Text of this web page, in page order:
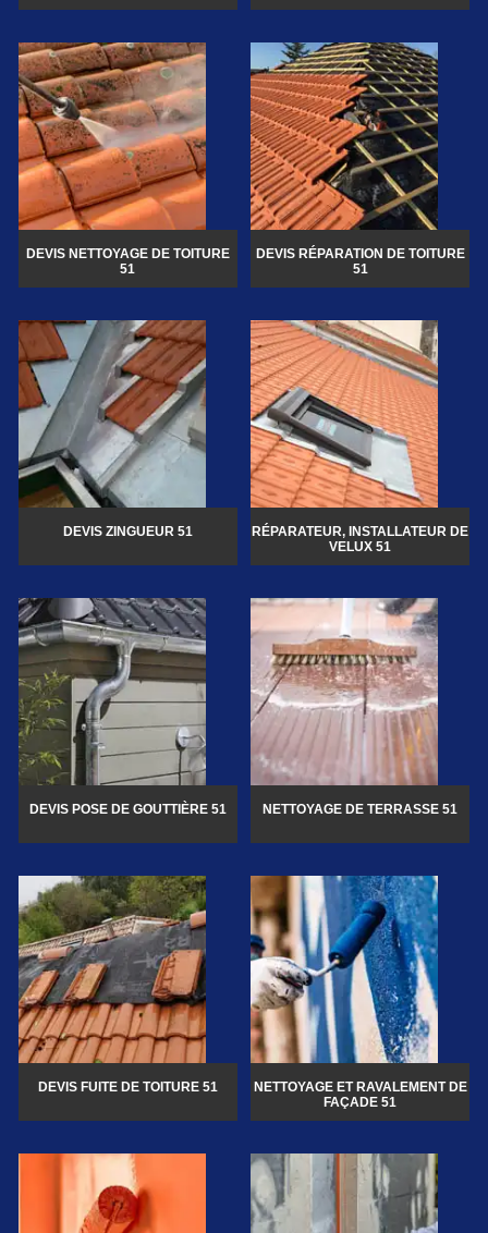
DEVIS NETTOYAGE DE TOITURE
51
DEVIS RÉPARATION DE TOITURE
51
DEVIS ZINGUEUR 51
RÉPARATEUR, INSTALLATEUR DE
VELUX 51
DEVIS POSE DE GOUTTIÈRE 51 NETTOYAGE DE TERRASSE 51
DEVIS FUITE DE TOITURE 51
NETTOYAGE ET RAVALEMENT DE
FAÇADE 51